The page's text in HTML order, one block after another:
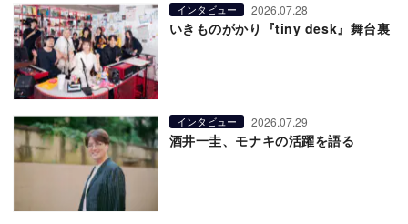
インタビュー 2026.07.28
いきものがかり『tiny desk』舞台裏
インタビュー 2026.07.29
酒井一圭、モナキの活躍を語る